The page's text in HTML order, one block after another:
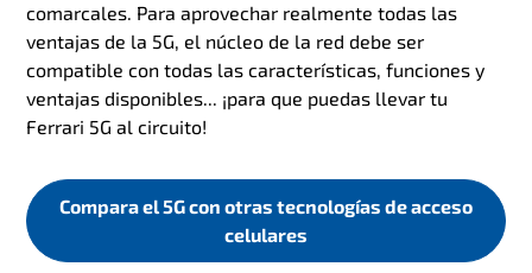
comarcales. Para aprovechar realmente todas las
ventajas de la 5G, el núcleo de la red debe ser
compatible con todas las características, funciones y
ventajas disponibles... ¡para que puedas llevar tu
Ferrari 5G al circuito!
Compara el 5G con otras tecnologías de acceso
celulares
5G no es solo velocidad